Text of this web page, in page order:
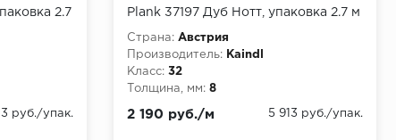
2.7
руб./упак.
Plank 37197 Дуб Нотт, упаковка 2.7 м
Страна: Австрия
Производитель:
Kaindl
Класс: 32
Толщина, мм: 8
2 190 руб./м 5 913 руб./упак.